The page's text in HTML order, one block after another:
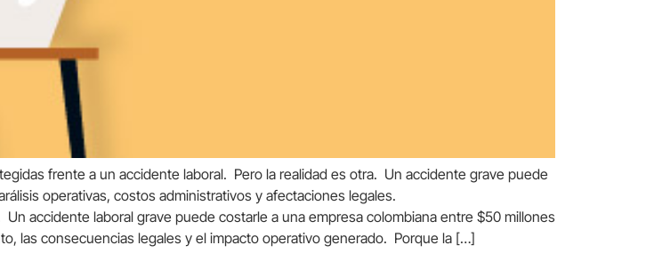
frente a un accidente laboral. Pero la realidad es otra. Un accidente grave puede
operativas, costos administrativos y afectaciones legales.
accidente laboral grave puede costarle a una empresa colombiana entre $50 millones
las consecuencias legales y el impacto operativo generado. Porque la […]